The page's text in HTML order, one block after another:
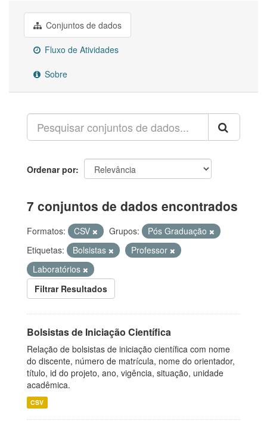
Conjuntos de dados
Fluxo de Atividades
Sobre
Ordenar por
7 conjuntos de dados encontrados
Formatos: CSV Grupos:
Pós Graduação
Etiquetas:
Bolsistas
Professor
Laboratórios
Filtrar Resultados
Bolsistas de Iniciação Científica
Relação de bolsistas de iniciação científica com nome
do discente, número de matrícula, nome do orientador,
título, id do projeto, ano, vigência, situação, unidade
acadêmica.
CSV